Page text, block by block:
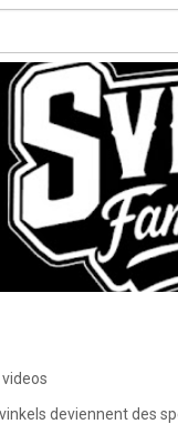
deviennent des